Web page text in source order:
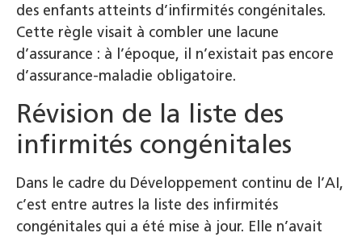
des enfants atteints d’infirmités congénitales.
Cette règle visait à combler une lacune
d’assurance : à l’époque, il n’existait pas encore
d’assurance-maladie obligatoire.
Révision de la liste des
infirmités congénitales
Dans le cadre du Développement continu de l’AI,
c’est entre autres la liste des infirmités
congénitales qui a été mise à jour. Elle n’avait